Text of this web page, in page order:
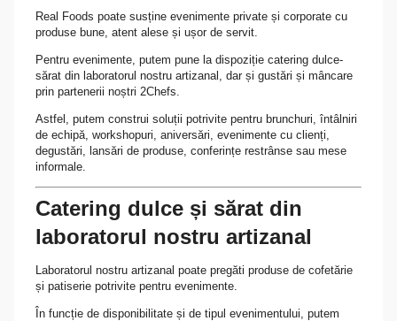
Real Foods poate susține evenimente private și corporate cu
produse bune, atent alese și ușor de servit.
Pentru evenimente, putem pune la dispoziție catering dulce-
sărat din laboratorul nostru artizanal, dar și gustări și mâncare
prin partenerii noștri 2Chefs.
Astfel, putem construi soluții potrivite pentru brunchuri, întâlniri
de echipă, workshopuri, aniversări, evenimente cu clienți,
degustări, lansări de produse, conferințe restrânse sau mese
informale.
Catering dulce și sărat din
laboratorul nostru artizanal
Laboratorul nostru artizanal poate pregăti produse de cofetărie
și patiserie potrivite pentru evenimente.
În funcție de disponibilitate și de tipul evenimentului, putem